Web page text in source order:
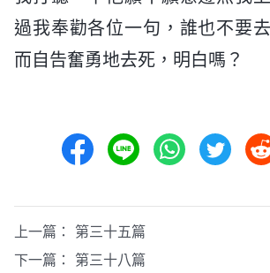
過我奉勸各位一句，誰也不要去
而自告奮勇地去死，明白嗎？
上一篇： 第三十五篇
下一篇： 第三十八篇